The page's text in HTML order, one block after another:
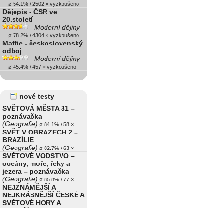
ø 54.1% / 2502 × vyzkoušeno
Dějepis - ČSR ve
20.století
Moderní dějiny
ø 78.2% / 4304 × vyzkoušeno
Maffie - československý
odboj
Moderní dějiny
ø 45.4% / 457 × vyzkoušeno
nové testy
SVĚTOVÁ MĚSTA 31 –
poznávačka
(Geografie) ø 84.1% / 58 ×
SVĚT V OBRAZECH 2 –
BRAZÍLIE
(Geografie) ø 82.7% / 63 ×
SVĚTOVÉ VODSTVO –
oceány, moře, řeky a
jezera – poznávačka
(Geografie) ø 85.8% / 77 ×
NEJZNÁMĚJŠÍ A
NEJKRÁSNĚJŠÍ ČESKÉ A
SVĚTOVÉ HORY A